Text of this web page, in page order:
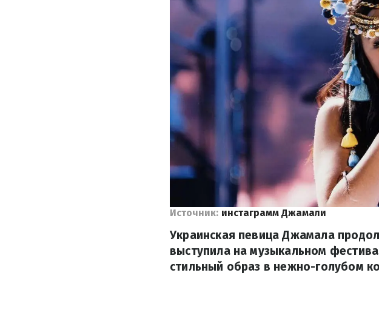
Источник: инстаграмм Джамали
Украинская певица Джамала
выступила на музыкальном
стильный образ в нежно-голубом